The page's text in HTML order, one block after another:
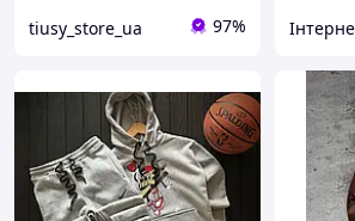
tiusy_store_ua 97%